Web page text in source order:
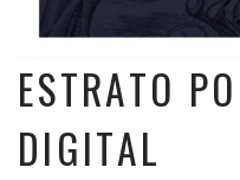
ESTRATO
DIGITAL